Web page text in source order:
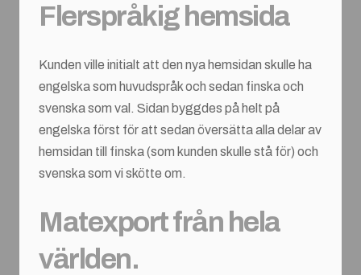
Flerspråkig hemsida
Kunden ville initialt att den nya hemsidan skulle ha
engelska som huvudspråk och sedan finska och
svenska som val. Sidan byggdes på helt på
engelska först för att sedan översätta alla delar av
hemsidan till finska (som kunden skulle stå för) och
svenska som vi skötte om.
Matexport från hela
världen.